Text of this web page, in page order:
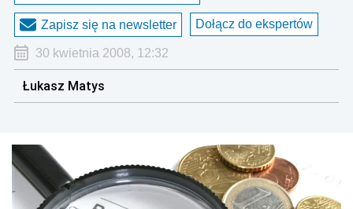
Zapisz się na newsletter Dołącz do ekspertów
30 kwietnia 2008, 12:32
Łukasz Matys